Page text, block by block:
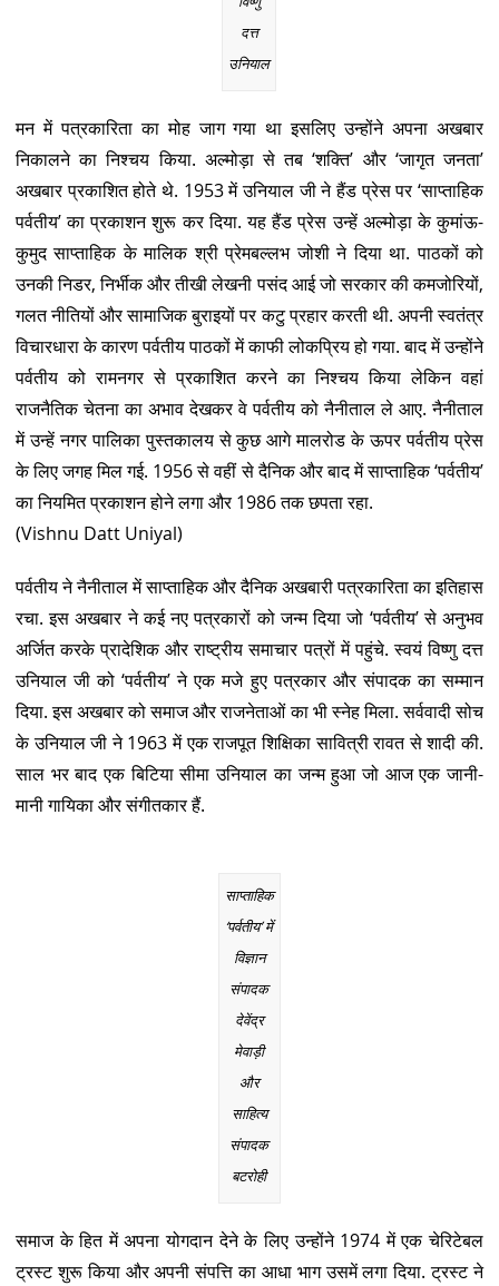
दत्त
उनियाल
मन में पत्रकारिता का मोह जाग गया था इसलिए उन्होंने अपना अखबार
निकालने का निश्चय किया. अल्मोड़ा से तब ‘शक्ति’ और ‘जागृत जनता’
अखबार प्रकाशित होते थे. 1953 में उनियाल जी ने हैंड प्रेस पर ‘साप्ताहिक
पर्वतीय’ का प्रकाशन शुरू कर दिया. यह हैंड प्रेस उन्हें अल्मोड़ा के कुमांऊ-
कुमुद साप्ताहिक के मालिक श्री प्रेमबल्लभ जोशी ने दिया था. पाठकों को
उनकी निडर, निर्भीक और तीखी लेखनी पसंद आई जो सरकार की कमजोरियों,
गलत नीतियों और सामाजिक बुराइयों पर कटु प्रहार करती थी. अपनी स्वतंत्र
विचारधारा के कारण पर्वतीय पाठकों में काफी लोकप्रिय हो गया. बाद में उन्होंने
पर्वतीय को रामनगर से प्रकाशित करने का निश्चय किया लेकिन वहां
राजनैतिक चेतना का अभाव देखकर वे पर्वतीय को नैनीताल ले आए. नैनीताल
में उन्हें नगर पालिका पुस्तकालय से कुछ आगे मालरोड के ऊपर पर्वतीय प्रेस
के लिए जगह मिल गई. 1956 से वहीं से दैनिक और बाद में साप्ताहिक ‘पर्वतीय’
का नियमित प्रकाशन होने लगा और 1986 तक छपता रहा.
(Vishnu Datt Uniyal)
पर्वतीय ने नैनीताल में साप्ताहिक और दैनिक अखबारी पत्रकारिता का इतिहास
रचा. इस अखबार ने कई नए पत्रकारों को जन्म दिया जो ‘पर्वतीय’ से अनुभव
अर्जित करके प्रादेशिक और राष्ट्रीय समाचार पत्रों में पहुंचे. स्वयं विष्णु दत्त
उनियाल जी को ‘पर्वतीय’ ने एक मजे हुए पत्रकार और संपादक का सम्मान
दिया. इस अखबार को समाज और राजनेताओं का भी स्नेह मिला. सर्ववादी सोच
के उनियाल जी ने 1963 में एक राजपूत शिक्षिका सावित्री रावत से शादी की.
साल भर बाद एक बिटिया सीमा उनियाल का जन्म हुआ जो आज एक जानी-
मानी गायिका और संगीतकार हैं.
साप्ताहिक
‘पर्वतीय’ में
विज्ञान
संपादक
देवेंद्र
मेवाड़ी
और
साहित्य
संपादक
बटरोही
समाज के हित में अपना योगदान देने के लिए उन्होंने 1974 में एक चेरिटेबल
ट्रस्ट शुरू किया और अपनी संपत्ति का आधा भाग उसमें लगा दिया. ट्रस्ट ने